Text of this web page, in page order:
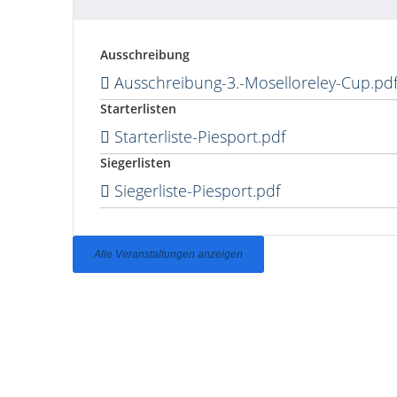
Ausschreibung
Ausschreibung-3.-Moselloreley-Cup.pdf
Starterlisten
Starterliste-Piesport.pdf
Siegerlisten
Siegerliste-Piesport.pdf
Alle Veranstaltungen anzeigen